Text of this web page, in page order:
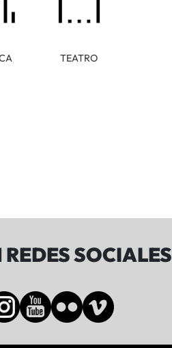
TEATRO
SOCIALES